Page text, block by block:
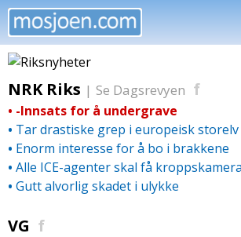
Hopp
innhold
NRK Riks | Se Dagsrevyen f
• -Innsats for å undergrave
• Tar drastiske grep i europeisk storelv
• Enorm interesse for å bo i brakkene
• Alle ICE-agenter skal få
• Gutt alvorlig skadet i ulykke
VG f